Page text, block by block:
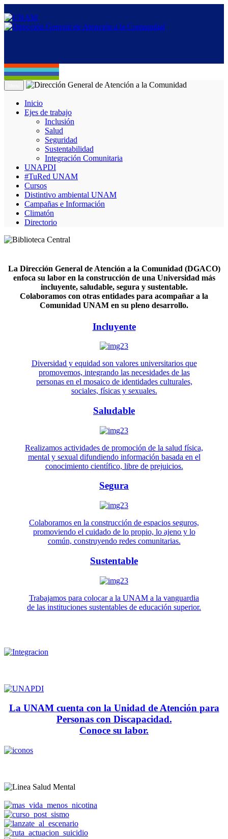
Inicio
Ejes de trabajo
Inclusión
Salud
Seguridad
Sustentabilidad
Integración Comunitaria
UNAPDI
#TuRed UNAM
Cursos
Distintivo ambiental UNAM
Campañas e Información
Climatón
Directorio
La Dirección General de Atención a la Comunidad (DGACO)
enfoca su labor en la construcción de una Universidad más
incluyente, saludable, segura y sustentable.
Colaboramos con otras entidades para acompañar a la
Comunidad UNAM en su pleno desarrollo.
Incluyente
Diversidad y equidad son valores universitarios que
promovemos, integrando las necesidades de las
personas en el mosaico de identidades culturales,
sociales, físicas y sexuales.
Saludable
Realizamos actividades de promoción de la salud física,
mental y sexual difundiendo información basada en el
conocimiento científico, libre de prejuicios.
Segura
Colaboramos en la construcción de espacios seguros,
promoviendo el cuidado de lo propio, lo ajeno y lo
común, construyendo redes comunitarias.
Sustentable
Trabajamos para colocar a la UNAM a la vanguardia
de las instituciones sustentables de educación superior.
La UNAM cuenta con la Unidad de Atención para
Personas con Discapacidad.
Conoce su labor.